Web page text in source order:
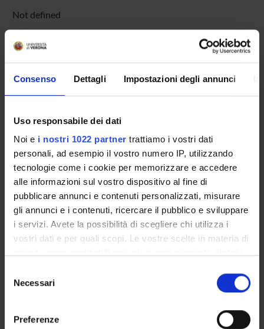
Consenso Dettagli Impostazioni degli annunci
Uso responsabile dei dati
Noi e i nostri 1022 partner trattiamo i vostri dati
personali, ad esempio il vostro numero IP, utilizzando
tecnologie come i cookie per memorizzare e accedere
alle informazioni sul vostro dispositivo al fine di
pubblicare annunci e contenuti personalizzati, misurare
gli annunci e i contenuti, ricercare il pubblico e sviluppare
i servizi. Avete la possibilità di scegliere chi utilizza i
vostri dati e per quali scopi. Le vostre scelte in materia di
modificare o revocare il proprio consenso in qualsiasi
momento dalla Dichiarazione sui cookie o facendo clic
delNecessari
Preferenze
Not defined
Enrolment Policy
Academic Calendar
Degree Programme
Exam calendar
Notices
Thesis and internship proposals
Governing bodies
Faculty staff
COURSES
TRAINING